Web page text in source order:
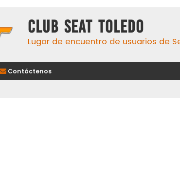
Club Seat Toledo
Lugar de encuentro de usuarios de
Contáctenos